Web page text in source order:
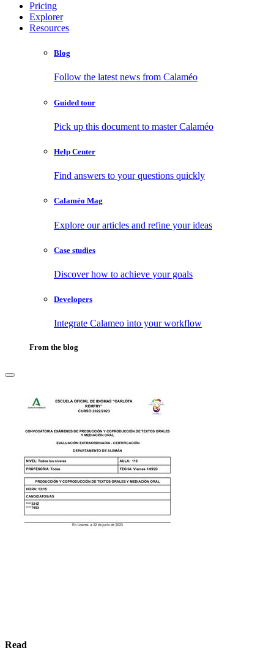
Pricing
Explorer
Resources
Blog
Follow the latest news from Calaméo
Guided tour
Pick up this document to master Calaméo
Help Center
Find answers to your questions quickly
Calaméo Mag
Explore our articles and refine your ideas
Case studies
Discover how to achieve your goals
Developers
Integrate Calameo into your workflow
From the blog
Read